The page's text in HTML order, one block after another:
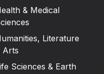
& Medical
Literature
Arts
Sciences & Earth